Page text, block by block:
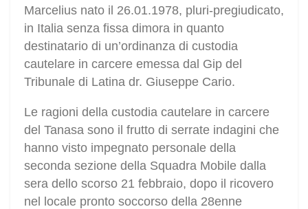
Marcelius nato il 26.01.1978, pluri-pregiudicato,
in Italia senza fissa dimora in quanto
destinatario di un’ordinanza di custodia
cautelare in carcere emessa dal Gip del
Tribunale di Latina dr. Giuseppe Cario.
Le ragioni della custodia cautelare in carcere
del Tanasa sono il frutto di serrate indagini che
hanno visto impegnato personale della
seconda sezione della Squadra Mobile dalla
sera dello scorso 21 febbraio, dopo il ricovero
nel locale pronto soccorso della 28enne